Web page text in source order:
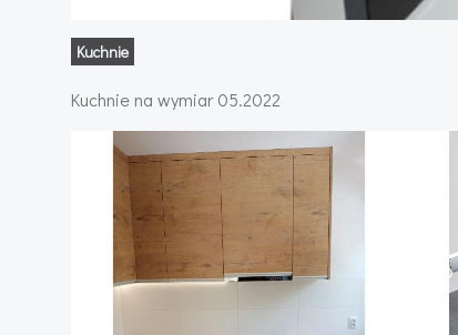
Kuchnie
Kuchnie na wymiar 05.2022